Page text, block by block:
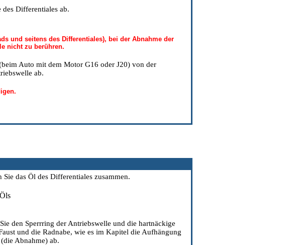
Differentiales ab.
und seitens des Differentiales), bei der Abnahme der
nicht zu berühren.
Auto mit dem Motor G16 oder J20) von der
ab.
das Öl des Differentiales zusammen.
den Sperrring der Antriebswelle und die hartnäckige
und die Radnabe, wie es im Kapitel die Aufhängung
(die Abnahme) ab.